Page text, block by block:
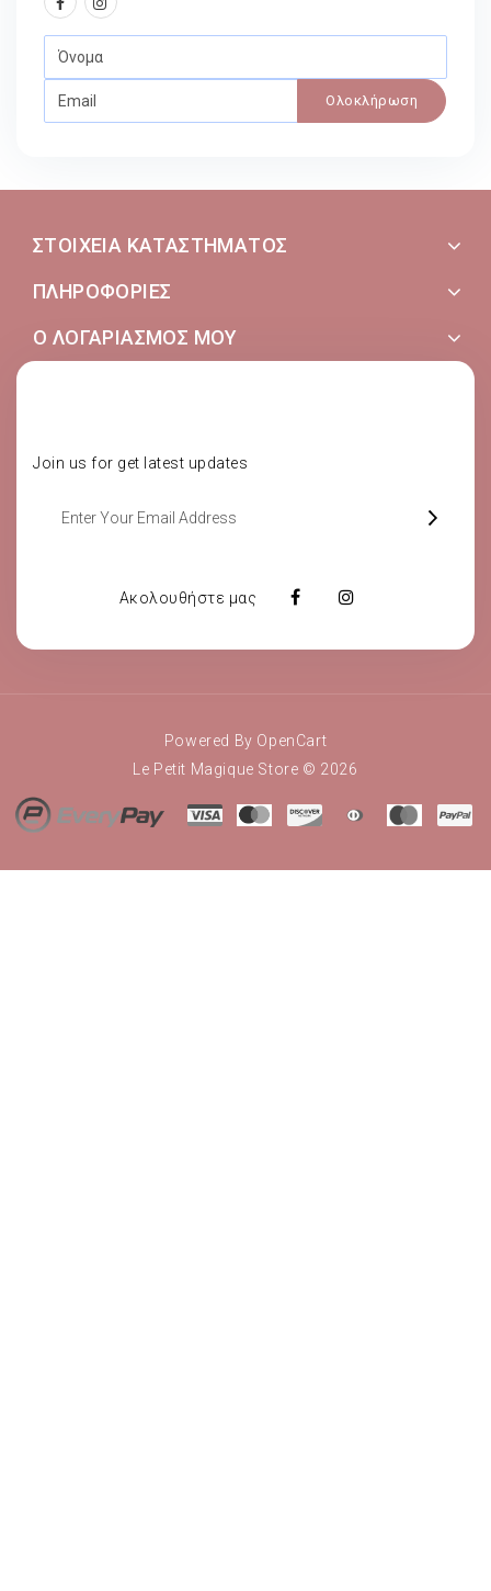
Ολοκλήρωση
ΣΤΟΙΧΕΊΑ ΚΑΤΑΣΤΉΜΑΤΟΣ
ΠΛΗΡΟΦΟΡΊΕΣ
Ο ΛΟΓΑΡΙΑΣΜΌΣ ΜΟΥ
Join us for get latest updates
Ακολουθήστε μας
Powered By OpenCart
Le Petit Magique Store © 2026